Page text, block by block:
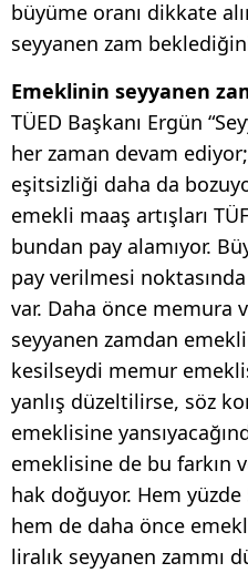
büyüme oranı dikkate
seyyanen zam
Emeklinin seyyanen
TÜED Başkanı Ergün
her zaman devam
eşitsizliği daha da
emekli maaş artışları
bundan pay alamıyor.
pay verilmesi
var. Daha önce memura
seyyanen zamdan
kesilseydi memur
yanlış düzeltilirse, söz
emeklisine
emeklisine de bu farkın
hak doğuyor. Hem yüzde
hem de daha önce
liralık seyyanen zammı